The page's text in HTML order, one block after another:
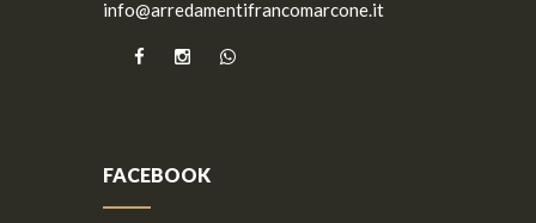
info@arredamentifrancomarcone.it
FACEBOOK